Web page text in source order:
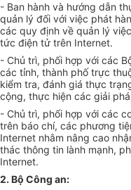
- Ban hành và hướng dẫn
quản lý đối với việc phát
các quy định về quản lý
tức điện tử trên Internet.
- Chủ trì, phối hợp với các
các tỉnh, thành phố trực
kiểm tra, đánh giá thực
cộng, thực hiện các giải
- Chủ trì, phối hợp với các
trên báo chí, các phương
Internet nhằm nâng cao
thác thông tin lành mạnh,
Internet.
2. Bộ Công an: